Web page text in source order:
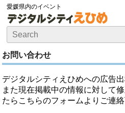
愛媛県内のイベント
お問い合わせ
デジタルシティえひめへの広告
また現在掲載中の情報に対して
たらこちらのフォームよりご連絡